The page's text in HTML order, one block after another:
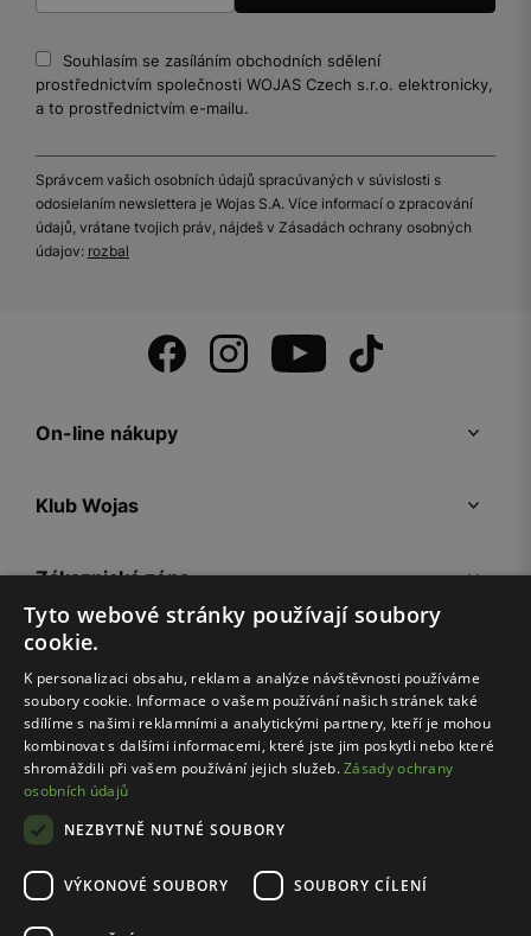
Souhlasím se zasíláním obchodních sdělení
prostřednictvím společnosti WOJAS Czech s.r.o. elektronicky,
a to prostřednictvím e-mailu.
Správcem vašich osobních údajů spracúvaných v súvislosti s
odosielaním newslettera je Wojas S.A. Více informací o zpracování
údajů, vrátane tvojich práv, nájdeš v Zásadách ochrany osobných
údajov: rozbal
On-line nákupy
Klub Wojas
Zákaznická zóna
Společnost Wojas
Rady
Tyto webové stránky používají soubory
cookie.
K personalizaci obsahu, reklam a analýze návštěvnosti používáme
soubory cookie. Informace o vašem používání našich stránek také
sdílíme s našimi reklamními a analytickými partnery, kteří je mohou
kombinovat s dalšími informacemi, které jste jim poskytli nebo které
shromáždili při vašem používání jejich služeb.Zásady ochrany
osobních údajů
NEZBYTNĚ NUTNÉ SOUBORY
VÝKONOVÉ SOUBORY SOUBORY CÍLENÍ